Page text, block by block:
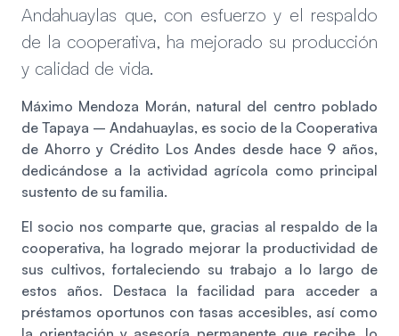
Andahuaylas que, con esfuerzo y el respaldo
de la cooperativa, ha mejorado su producción
y calidad de vida.
Máximo Mendoza Morán, natural del centro poblado
de Tapaya – Andahuaylas, es socio de la Cooperativa
de Ahorro y Crédito Los Andes desde hace 9 años,
dedicándose a la actividad agrícola como principal
sustento de su familia.
El socio nos comparte que, gracias al respaldo de la
cooperativa, ha logrado mejorar la productividad de
sus cultivos, fortaleciendo su trabajo a lo largo de
estos años. Destaca la facilidad para acceder a
préstamos oportunos con tasas accesibles, así como